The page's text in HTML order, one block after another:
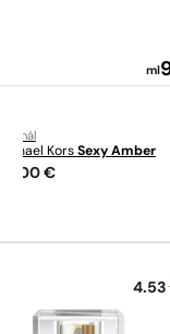
ml
originál
Michael Kors Sexy Amber
75,00 €
4.53